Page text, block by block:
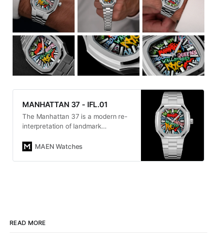
MANHATTAN 37 - IFL.01
The Manhattan 37 is a modern re-
interpretation of landmark
important to us to give the
MAEN Watches
READ MORE